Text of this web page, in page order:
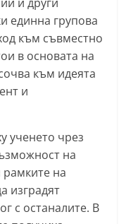
единна групова
към съвместно
в основата на
към идеята
и
ученето чрез
на
рамките на
изградят
с останалите. В